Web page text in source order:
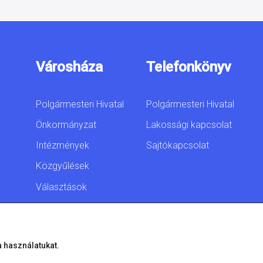
Városháza
Polgármesteri Hivatal
Önkormányzat
Intézmények
Közgyűlések
Választások
Telefonkönyv
Polgármesteri Hivatal
Lakossági kapcsolat
Sajtókapcsolat